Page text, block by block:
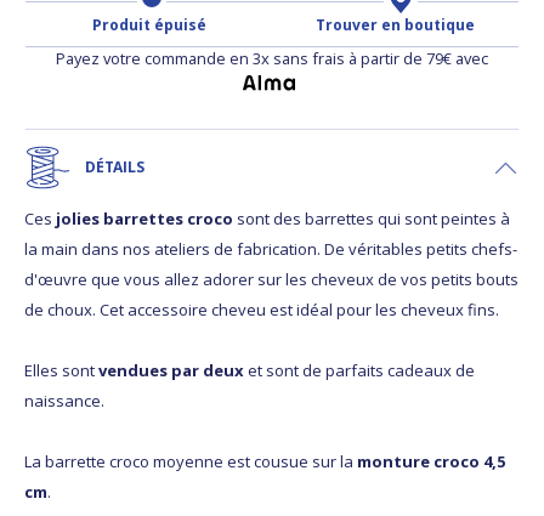
Produit épuisé Trouver en boutique
Payez votre commande en 3x sans frais à partir de 79€ avec
DÉTAILS
Ces jolies barrettes croco sont des barrettes qui sont peintes à
la main dans nos ateliers de fabrication. De véritables petits chefs-
d'œuvre que vous allez adorer sur les cheveux de vos petits bouts
de choux. Cet accessoire cheveu est idéal pour les cheveux fins.
Elles sontvendues par deuxet sont de parfaits cadeaux de
naissance.
La barrette croco moyenne est cousue sur la monture croco 4,5
cm.